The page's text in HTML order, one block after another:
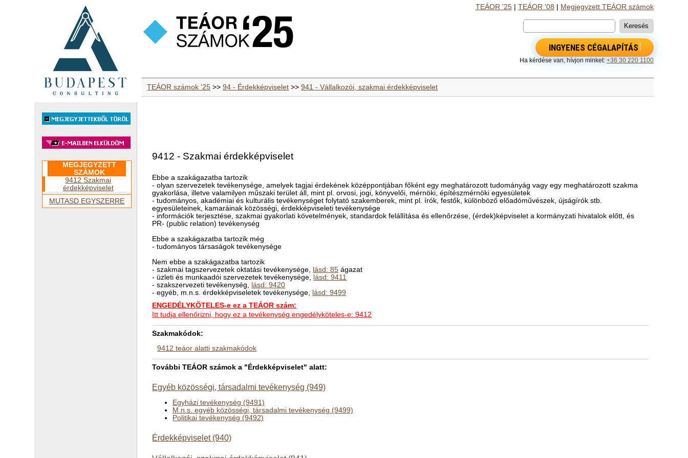
TEÁOR '25| TEÁOR '08 Megjegyzett TEÁOR számok
INGYENES CÉGALAPÍTÁS
Ha kérdése van, hívjon minket: +36 30 220 1100
TEÁOR számok '25 >>94 - Érdekképviselet >>941 - Vállalkozói, szakmai érdekképviselet
MEGJEGYZETT
SZÁMOK
9412 Szakmai
érdekképviselet
MUTASD EGYSZERRE
9412 - Szakmai érdekképviselet
Ebbe a szakágazatba tartozik
- olyan szervezetek tevékenysége, amelyek tagjai érdekének középpontjában főként egy meghatározott tudományág vagy egy meghatározott szakma
gyakorlása, illetve valamilyen műszaki terület áll, mint pl. orvosi, jogi, könyvelői, mérnöki, építészmérnöki egyesületek
- tudományos, akadémiai és kulturális tevékenységet folytató szakemberek, mint pl. írók, festők, különböző előadóművészek, újságírók stb.
egyesületeinek, kamaráinak közösségi, érdekképviseleti tevékenysége
- információk terjesztése, szakmai gyakorlati követelmények, standardok felállítása és ellenőrzése, (érdek)képviselet a kormányzati hivatalok előtt, és
PR- (public relation) tevékenység
Ebbe a szakágazatba tartozik még
- tudományos társaságok tevékenysége
Nem ebbe a szakágazatba tartozik
- szakmai tagszervezetek oktatási tevékenysége, lásd: 85 ágazat
- üzleti és munkaadói szervezetek tevékenysége, lásd: 9411
- szakszervezeti tevékenység, lásd: 9420
- egyéb, m.n.s. érdekképviseletek tevékenysége, lásd: 9499
ENGEDÉLYKÖTELES-e ez a TEÁOR szám:
Itt tudja ellenőrizni, hogy ez a tevékenység engedélyköteles-e: 9412
Szakmakódok:
9412 teáor alatti szakmakódok
További TEÁOR számok a "Érdekképviselet" alatt:
Egyéb közösségi, társadalmi tevékenység (949)
Egyházi tevékenység (9491)
M.n.s. egyéb közösségi, társadalmi tevékenység (9499)
Politikai tevékenység (9492)
Érdekképviselet (940)